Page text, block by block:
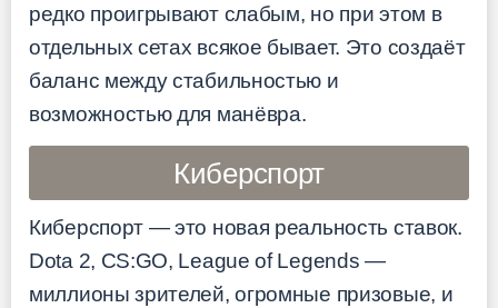
редко проигрывают слабым, но при этом в
отдельных сетах всякое бывает. Это создаёт
баланс между стабильностью и
возможностью для манёвра.
Киберспорт
Киберспорт — это новая реальность ставок.
Dota 2, CS:GO, League of Legends —
миллионы зрителей, огромные призовые, и